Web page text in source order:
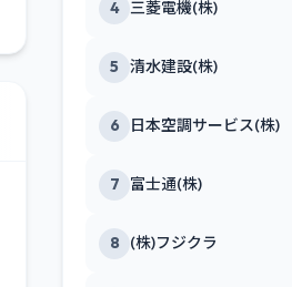
4 三菱電機(株)
5 清水建設(株)
6 日本空調サービス(株)
7 富士通(株)
8 (株)フジクラ